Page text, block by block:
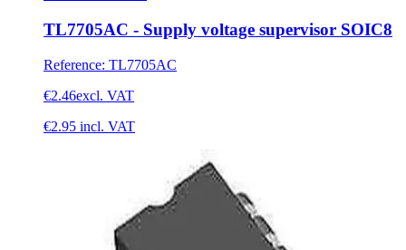
TL7705AC - Supply voltage supervisor SOIC8
Reference: TL7705AC
€2.46excl. VAT
€2.95 incl. VAT